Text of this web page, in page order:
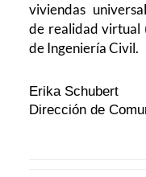
viviendas
de realidad virtual
de Ingeniería Civil.
Erika Schubert
Dirección de